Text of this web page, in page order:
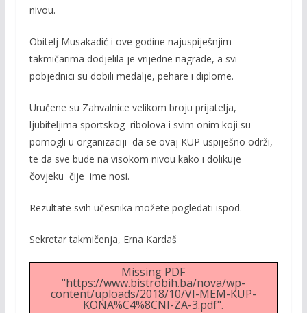
nivou.
Obitelj Musakadić i ove godine najuspiješnjim
takmičarima dodjelila je vrijedne nagrade, a svi
pobjednici su dobili medalje, pehare i diplome.
Uručene su Zahvalnice velikom broju prijatelja,
ljubiteljima sportskog ribolova i svim onim koji su
pomogli u organizaciji da se ovaj KUP uspiješno održi,
te da sve bude na visokom nivou kako i dolikuje
čovjeku čije ime nosi.
Rezultate svih učesnika možete pogledati ispod.
Sekretar takmičenja, Erna Kardaš
Missing PDF
"https://www.bistrobih.ba/nova/wp-
content/uploads/2018/10/VI-MEM-KUP-
KONA%C4%8CNI-ZA-3.pdf".